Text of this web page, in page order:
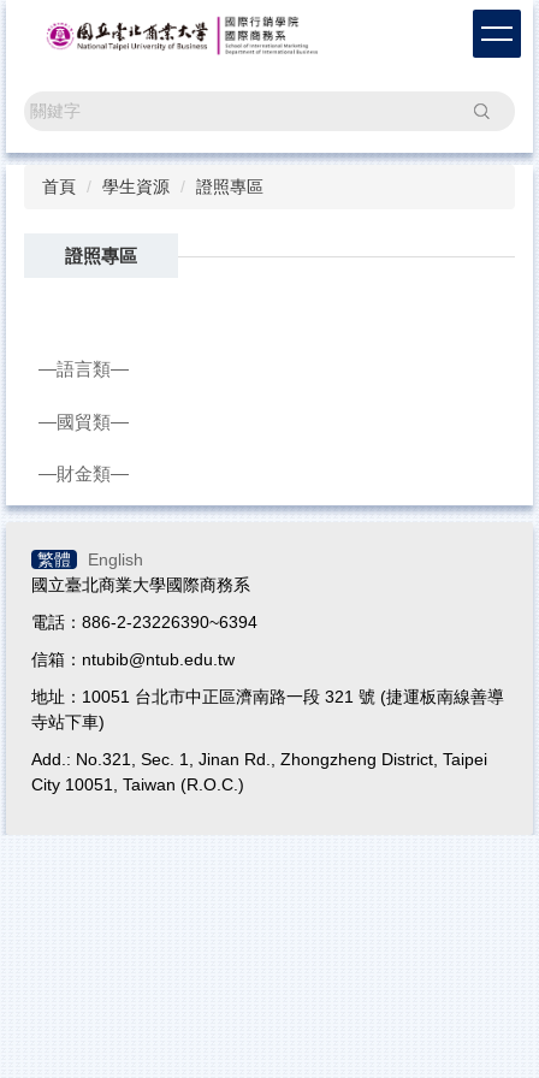
區
搜尋
首頁 學生資源 證照專區
證照專區
—語言類—
—國貿類—
—財金類—
繁體
English
國立臺北商業大學國際商務系
電話：886-2-23226390~6394
信箱：ntubib@ntub.edu.tw
地址：10051 台北市中正區濟南路一段 321 號 (捷運板南線善導
寺站下車)
Add.: No.321, Sec. 1, Jinan Rd., Zhongzheng District, Taipei
City 10051, Taiwan (R.O.C.)